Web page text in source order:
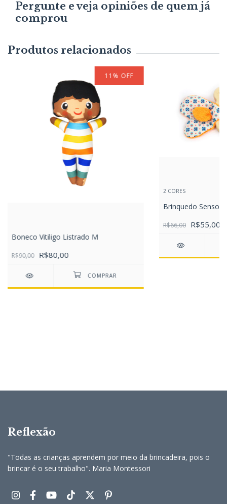
Pergunte e veja opiniões de quem já
comprou
Produtos relacionados
11 % OFF
Boneco Vitiligo Listrado M
R$90,00 R$80,00
2 CORES
Brinquedo
R$66,00 R$55,00
Reflexão
"Todas as crianças aprendem por meio da brincadeira, pois o
brincar é o seu trabalho". Maria Montessori